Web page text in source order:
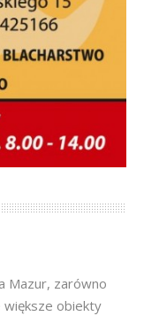
Mazur, zarówno
większe obiekty